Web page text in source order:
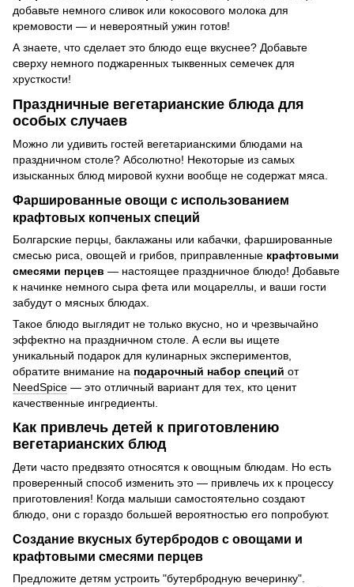
добавьте немного сливок или кокосового молока для
кремовости — и невероятный ужин готов!
А знаете, что сделает это блюдо еще вкуснее? Добавьте
сверху немного поджаренных тыквенных семечек для
хрусткости!
Праздничные вегетарианские блюда для
особых случаев
Можно ли удивить гостей вегетарианскими блюдами на
праздничном столе? Абсолютно! Некоторые из самых
изысканных блюд мировой кухни вообще не содержат мяса.
Фаршированные овощи с использованием
крафтовых копченых специй
Болгарские перцы, баклажаны или кабачки, фаршированные
смесью риса, овощей и грибов, приправленные крафтовыми
смесями перцев — настоящее праздничное блюдо! Добавьте
к начинке немного сыра фета или моцареллы, и ваши гости
забудут о мясных блюдах.
Такое блюдо выглядит не только вкусно, но и чрезвычайно
эффектно на праздничном столе. А если вы ищете
уникальный подарок для кулинарных экспериментов,
обратите внимание на подарочный набор специй от
NeedSpice — это отличный вариант для тех, кто ценит
качественные ингредиенты.
Как привлечь детей к приготовлению
вегетарианских блюд
Дети часто предвзято относятся к овощным блюдам. Но есть
проверенный способ изменить это — привлечь их к процессу
приготовления! Когда малыши самостоятельно создают
блюдо, они с гораздо большей вероятностью его попробуют.
Создание вкусных бутербродов с овощами и
крафтовыми смесями перцев
Предложите детям устроить "бутербродную вечеринку".